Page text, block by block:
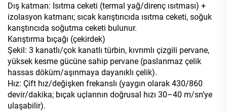
Dış katman: Isıtma ceketi (termal yağ/direnç ısıtması) +
izolasyon katmanı; sıcak karıştırıcıda ısıtma ceketi, soğuk
karıştırıcıda soğutma ceketi bulunur.
Karıştırma bıçağı (çekirdek)
Şekil: 3 kanatlı/çok kanatlı türbin, kıvrımlı çizgili pervane,
yüksek kesme gücüne sahip pervane (paslanmaz çelik
hassas döküm/aşınmaya dayanıklı çelik).
Hız: Çift hız/değişken frekanslı (yaygın olarak 430/860
devir/dakika; bıçak uçlarının doğrusal hızı 30–40 m/sn’ye
ulaşabilir).